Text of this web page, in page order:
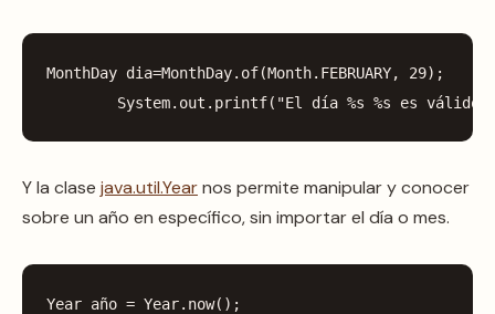
MonthDay dia=MonthDay. of(Month. FEBRUARY, 29);
System. out . printf( "El día %s %s es válido
Y la clase java.util.Yearnos permite manipular y conocer
sobre un año en específico, sin importar el día o mes.
Year año = Year. now();